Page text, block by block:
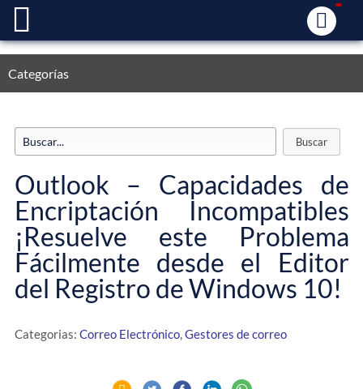
Categorías
Outlook – Capacidades de
Encriptación Incompatibles
¡Resuelve este Problema
Fácilmente desde el Editor
del Registro de Windows 10!
Categorias: Correo Electrónico,Gestores de correo